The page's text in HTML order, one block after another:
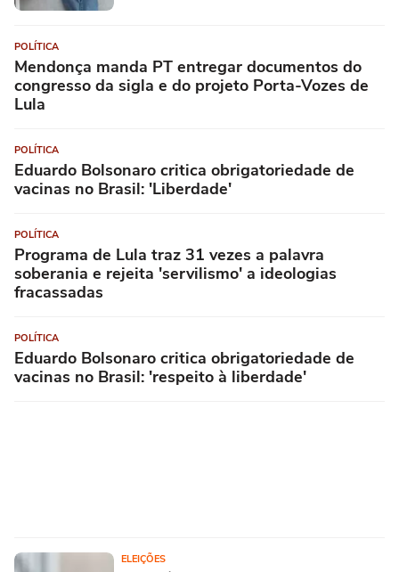
POLÍTICA
Mendonça manda PT entregar documentos do
congresso da sigla e do projeto Porta-Vozes de
Lula
POLÍTICA
Eduardo Bolsonaro critica obrigatoriedade de
vacinas no Brasil: 'Liberdade'
POLÍTICA
Programa de Lula traz 31 vezes a palavra
soberania e rejeita 'servilismo' a ideologias
fracassadas
POLÍTICA
Eduardo Bolsonaro critica obrigatoriedade de
vacinas no Brasil: 'respeito à liberdade'
ELEIÇÕES